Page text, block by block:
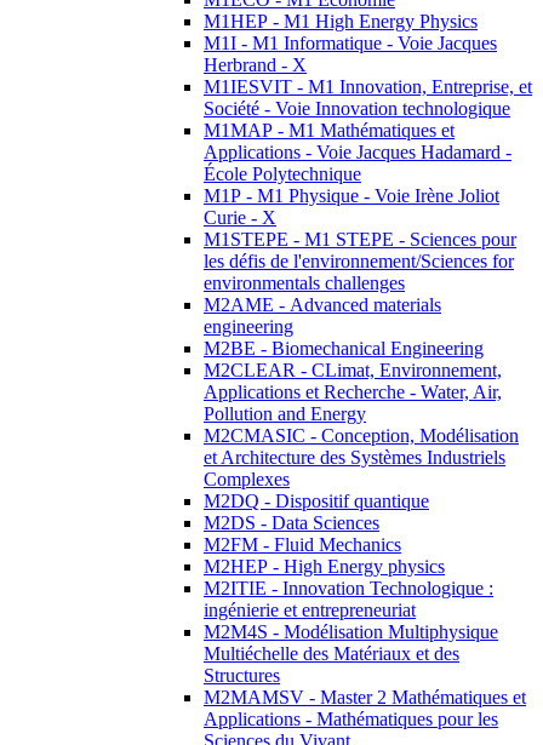
M1HEP - M1 High Energy Physics
M1I - M1 Informatique - Voie Jacques
Herbrand - X
M1IESVIT - M1 Innovation, Entreprise, et
Société - Voie Innovation technologique
M1MAP - M1 Mathématiques et
Applications - Voie Jacques Hadamard -
École Polytechnique
M1P - M1 Physique - Voie Irène Joliot
Curie - X
M1STEPE - M1 STEPE - Sciences pour
les défis de l'environnement/Sciences for
environmentals challenges
M2AME - Advanced materials
engineering
M2BE - Biomechanical Engineering
M2CLEAR - CLimat, Environnement,
Applications et Recherche - Water, Air,
Pollution and Energy
M2CMASIC - Conception, Modélisation
et Architecture des Systèmes Industriels
Complexes
M2DQ - Dispositif quantique
M2DS - Data Sciences
M2FM - Fluid Mechanics
M2HEP - High Energy physics
M2ITIE - Innovation Technologique :
ingénierie et entrepreneuriat
M2M4S - Modélisation Multiphysique
Multiéchelle des Matériaux et des
Structures
M2MAMSV - Master 2 Mathématiques et
Applications - Mathématiques pour les
Sciences du Vivant